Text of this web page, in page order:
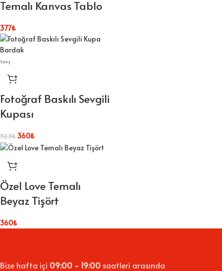
Temalı Kanvas Tablo
377₺
Satış
Fotoğraf Baskılı Sevgili
Kupası
523₺360₺
Özel Love Temalı
Beyaz Tişört
360₺
Bize hafta içi 09:00 - 19:00 saatleri arasında